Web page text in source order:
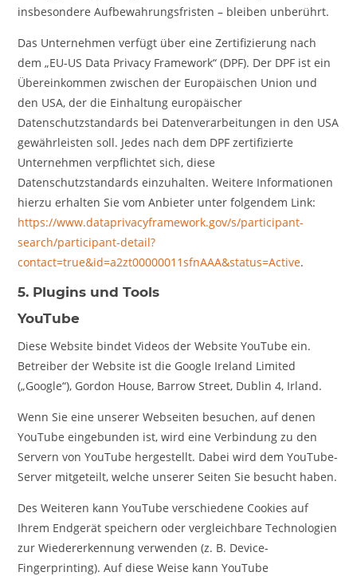
insbesondere Aufbewahrungsfristen – bleiben unberührt.
Das Unternehmen verfügt über eine Zertifizierung nach
dem „EU-US Data Privacy Framework“ (DPF). Der DPF ist ein
Übereinkommen zwischen der Europäischen Union und
den USA, der die Einhaltung europäischer
Datenschutzstandards bei Datenverarbeitungen in den USA
gewährleisten soll. Jedes nach dem DPF zertifizierte
Unternehmen verpflichtet sich, diese
Datenschutzstandards einzuhalten. Weitere Informationen
hierzu erhalten Sie vom Anbieter unter folgendem Link:
https://www.dataprivacyframework.gov/s/participant-
search/participant-detail?
contact=true&id=a2zt00000011sfnAAA&status=Active.
5. Plugins und Tools
YouTube
Diese Website bindet Videos der Website YouTube ein.
Betreiber der Website ist die Google Ireland Limited
(„Google“), Gordon House, Barrow Street, Dublin 4, Irland.
Wenn Sie eine unserer Webseiten besuchen, auf denen
YouTube eingebunden ist, wird eine Verbindung zu den
Servern von YouTube hergestellt. Dabei wird dem YouTube-
Server mitgeteilt, welche unserer Seiten Sie besucht haben.
Des Weiteren kann YouTube verschiedene Cookies auf
Ihrem Endgerät speichern oder vergleichbare Technologien
zur Wiedererkennung verwenden (z. B. Device-
Fingerprinting). Auf diese Weise kann YouTube